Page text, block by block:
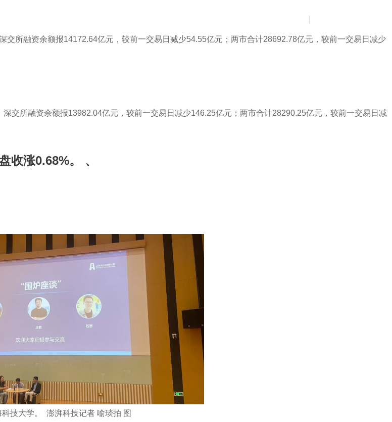
所融资余额报14172.64亿元，较前一交易日减少54.55亿元；两市合计28692.78亿元，较前一交易日减少
交所融资余额报13982.04亿元，较前一交易日减少146.25亿元；两市合计28290.25亿元，较前一交易日减
收涨0.68%。 、
技大学。 澎湃科技记者 喻琰拍 图